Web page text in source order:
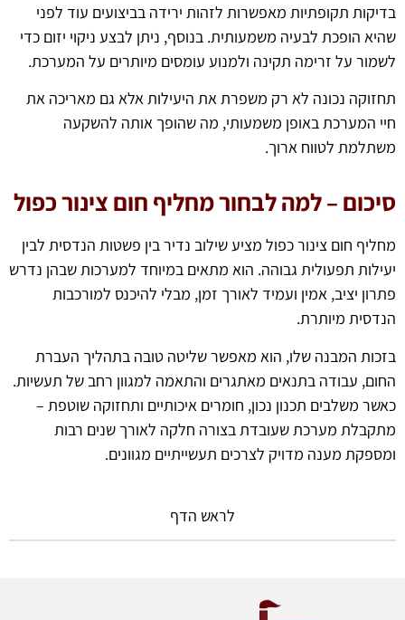
בדיקות תקופתיות מאפשרות לזהות ירידה בביצועים עוד לפני
שהיא הופכת לבעיה משמעותית. בנוסף, ניתן לבצע ניקוי יזום כדי
לשמור על זרימה תקינה ולמנוע עומסים מיותרים על המערכת.
תחזוקה נכונה לא רק משפרת את היעילות אלא גם מאריכה את
חיי המערכת באופן משמעותי, מה שהופך אותה להשקעה
משתלמת לטווח ארוך.
סיכום – למה לבחור מחליף חום צינור כפול
מחליף חום צינור כפול מציע שילוב נדיר בין פשטות הנדסית לבין
יעילות תפעולית גבוהה. הוא מתאים במיוחד למערכות שבהן נדרש
פתרון יציב, אמין ועמיד לאורך זמן, מבלי להיכנס למורכבות
הנדסית מיותרת.
בזכות המבנה שלו, הוא מאפשר שליטה טובה בתהליך העברת
החום, עבודה בתנאים מאתגרים והתאמה למגוון רחב של תעשיות.
כאשר משלבים תכנון נכון, חומרים איכותיים ותחזוקה שוטפת –
מתקבלת מערכת שעובדת בצורה חלקה לאורך שנים רבות
ומספקת מענה מדויק לצרכים תעשייתיים מגוונים.
לראש הדף